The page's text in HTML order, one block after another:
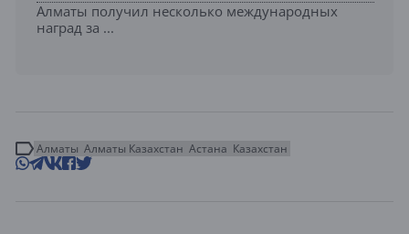
Алматы получил несколько международных
наград за ...
Алматы Алматы Казахстан Астана Казахстан